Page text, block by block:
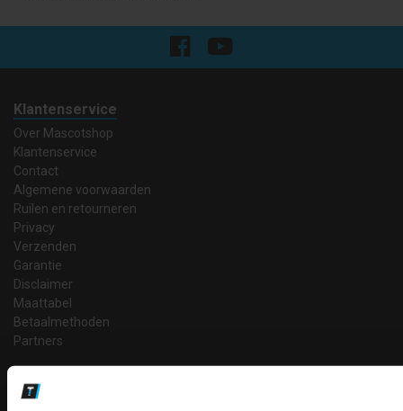
Klantenservice
Over Mascotshop
Klantenservice
Contact
Algemene voorwaarden
Ruilen en retourneren
Privacy
Verzenden
Garantie
Disclaimer
Maattabel
Betaalmethoden
Partners
Gratis verzending in Nederland vanaf € 150,- excl. BTW